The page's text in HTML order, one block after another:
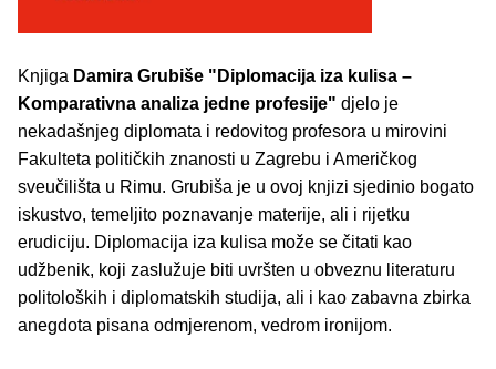
Knjiga Damira Grubiše "Diplomacija iza kulisa –
Komparativna analiza jedne profesije" djelo je
nekadašnjeg diplomata i redovitog profesora u mirovini
Fakulteta političkih znanosti u Zagrebu i Američkog
sveučilišta u Rimu. Grubiša je u ovoj knjizi sjedinio bogato
iskustvo, temeljito poznavanje materije, ali i rijetku
erudiciju. Diplomacija iza kulisa može se čitati kao
udžbenik, koji zaslužuje biti uvršten u obveznu literaturu
politoloških i diplomatskih studija, ali i kao zabavna zbirka
anegdota pisana odmjerenom, vedrom ironijom.